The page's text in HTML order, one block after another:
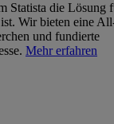
Statista die Lösung
Wir bieten eine
und fundierte
Mehr erfahren